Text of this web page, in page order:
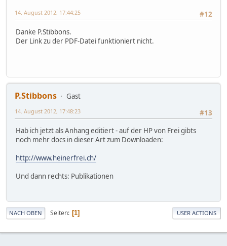
#12
14. August 2012, 17:44:25
Danke P.Stibbons.
Der Link zu der PDF-Datei funktioniert nicht.
P.Stibbons
Gast
#13
14. August 2012, 17:48:23
Hab ich jetzt als Anhang editiert - auf der HP von Frei gibts
noch mehr docs in dieser Art zum Downloaden:
http://www.heinerfrei.ch/
Und dann rechts: Publikationen
NACH OBEN Seiten 1 USER ACTIONS